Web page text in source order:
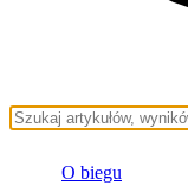
O biegu